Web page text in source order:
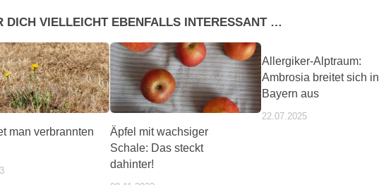
DICH VIELLEICHT EBENFALLS INTERESSANT …
man verbrannten
Äpfel mit wachsiger
Schale: Das steckt
dahinter!
Allergiker-Alptraum:
Ambrosia breitet sich in
Bayern aus
22.07.2025